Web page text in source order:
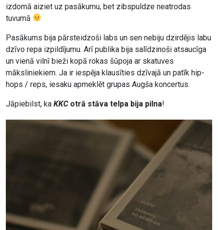
izdomā aiziet uz pasākumu, bet zibspuldze neatrodas
tuvumā
Pasākums bija pārsteidzoši labs un sen nebiju dzirdējis labu
dzīvo repa izpildījumu. Arī publika bija salīdzinoši atsaucīga
un vienā vilnī bieži kopā rokas šūpoja ar skatuves
māksliniekiem. Ja ir iespēja klausīties dzīvajā un patīk hip-
hops / reps, iesaku apmeklēt grupas Augša koncertus.
Jāpiebilst, ka KKCotrā stāva telpa bija pilna!